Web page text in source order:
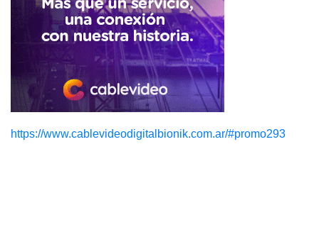
https://www.cablevideodigitalbionik.com.ar/#promo293